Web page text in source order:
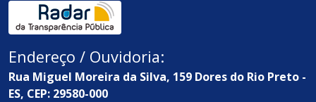
Endereço / Ouvidoria:
Rua Miguel Moreira da Silva, 159 Dores do Rio Preto -
ES, CEP: 29580-000